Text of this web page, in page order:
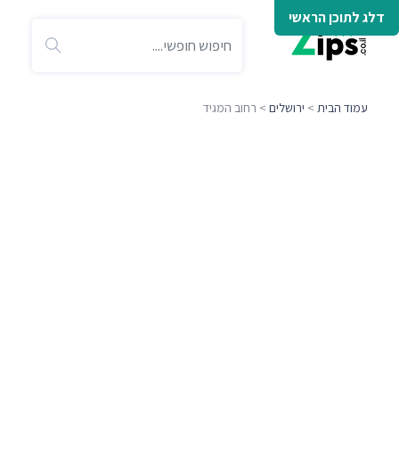
דלג לתוכן הראשי
עמוד הבית > ירושלים > רחוב המגיד